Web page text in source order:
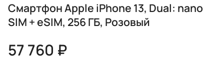
Смартфон Apple iPhone 13, Dual: nano
SIM + eSIM, 256 ГБ, Розовый
57 760 ₽